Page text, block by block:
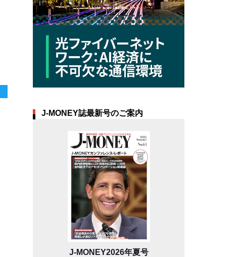
J-MONEY誌最新号のご案内
J-MONEY2026年夏号